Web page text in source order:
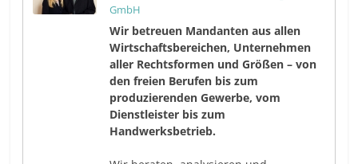
GmbH
Wir betreuen Mandanten aus allen
Wirtschaftsbereichen, Unternehmen
aller Rechtsformen und Größen – von
den freien Berufen bis zum
produzierenden Gewerbe, vom
Dienstleister bis zum
Handwerksbetrieb.